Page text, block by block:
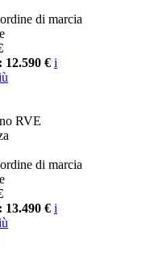
di marcia
12.590 € i
RVE
di marcia
13.490 € i